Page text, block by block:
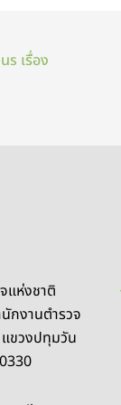
เรื่อง
แห่งชาติ
กงานตำรวจ
ขวงปทุมวัน